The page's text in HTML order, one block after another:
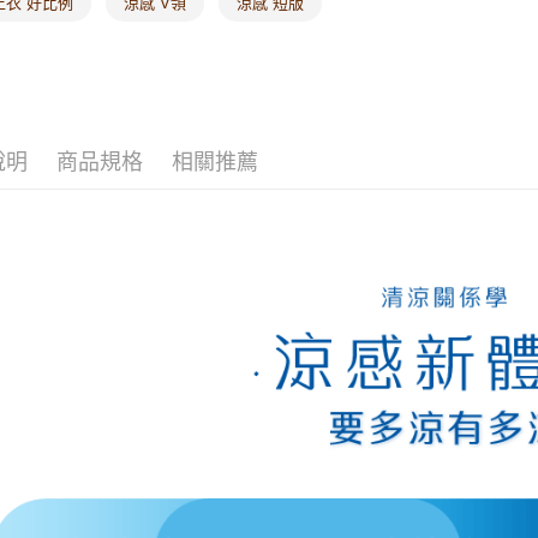
明 商品規格 相關推薦